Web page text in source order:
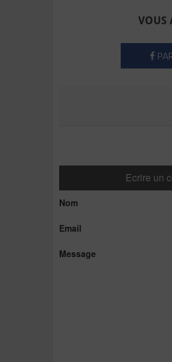
VOUS
Ecrire un
Nom
Email
Message